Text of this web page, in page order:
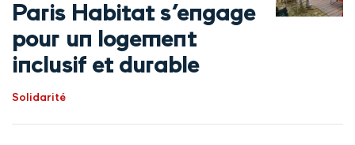
Paris Habitat s’engage
pour un logement
inclusif et durable
Solidarité